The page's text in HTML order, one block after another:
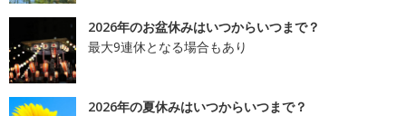
2026年のお盆休みはいつからいつまで？
最大9連休となる場合もあり
2026年の夏休みはいつからいつまで？